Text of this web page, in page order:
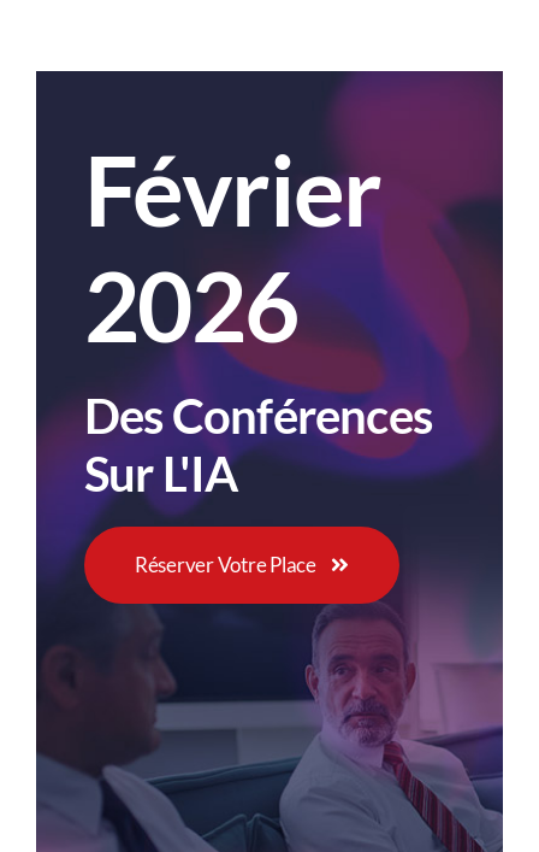
Février
2026
Des Conférences
Sur L'IA
Réserver Votre Place